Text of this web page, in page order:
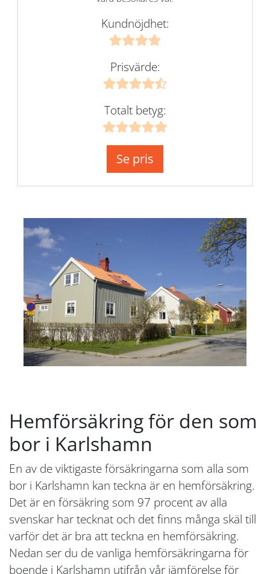
Kundnöjdhet:
Prisvärde:
Totalt betyg:
Se pris
Hemförsäkring för den som
bor i Karlshamn
En av de viktigaste försäkringarna som alla som
bor i Karlshamn kan teckna är en hemförsäkring.
Det är en försäkring som 97 procent av alla
svenskar har tecknat och det finns många skäl till
varför det är bra att teckna en hemförsäkring.
Nedan ser du de vanliga hemförsäkringarna för
boende i Karlshamn utifrån vår jämförelse för